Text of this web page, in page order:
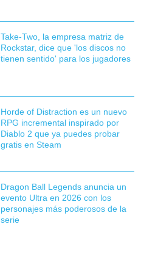
Take-Two, la empresa matriz de
Rockstar, dice que 'los discos no
tienen sentido' para los jugadores
Horde of Distraction es un nuevo
RPG incremental inspirado por
Diablo 2 que ya puedes probar
gratis en Steam
Dragon Ball Legends anuncia un
evento Ultra en 2026 con los
personajes más poderosos de la
serie